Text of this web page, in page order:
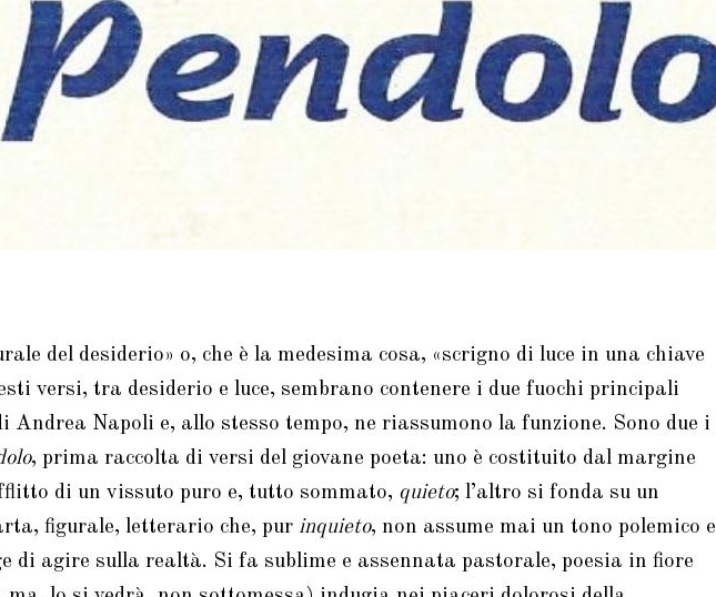
del desiderio» o, che è la medesima cosa, «scrigno di luce in una chiave
versi, tra desiderio e luce, sembrano contenere i due fuochi principali
Andrea Napoli e, allo stesso tempo, ne riassumono la funzione. Sono due i
, prima raccolta di versi del giovane poeta: uno è costituito dal margine
di un vissuto puro e, tutto sommato, quieto; l’altro si fonda su un
figurale, letterario che, pur inquieto, non assume mai un tono polemico e
di agire sulla realtà. Si fa sublime e assennata pastorale, poesia in fiore